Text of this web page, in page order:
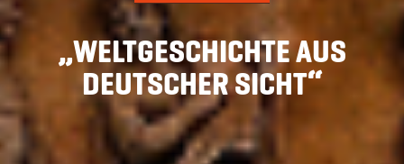
„WELTGESCHICHTE AUS
DEUTSCHER SICHT“